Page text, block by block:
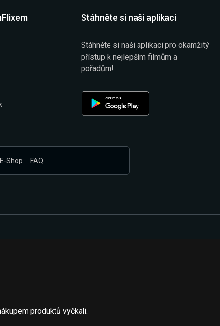
Stáhněte si naši aplikaci
Stáhněte si naši aplikaci pro okamžitý
přístup k nejlepším filmům a
pořadům!
E-Shop FAQ
produktů vyčkali.